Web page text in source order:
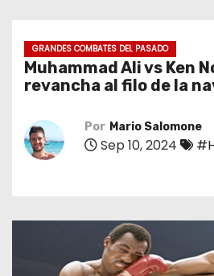
GRANDES COMBATES DEL PASADO
Muhammad Ali vs Ken
revancha al filo de la
Por Mario Salomone
Sep 10, 2024